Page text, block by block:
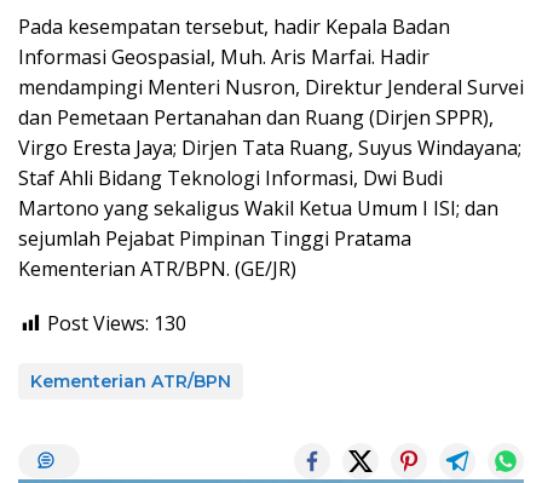
Pada kesempatan tersebut, hadir Kepala Badan
Informasi Geospasial, Muh. Aris Marfai. Hadir
mendampingi Menteri Nusron, Direktur Jenderal Survei
dan Pemetaan Pertanahan dan Ruang (Dirjen SPPR),
Virgo Eresta Jaya; Dirjen Tata Ruang, Suyus Windayana;
Staf Ahli Bidang Teknologi Informasi, Dwi Budi
Martono yang sekaligus Wakil Ketua Umum I ISI; dan
sejumlah Pejabat Pimpinan Tinggi Pratama
Kementerian ATR/BPN. (GE/JR)
Post Views: 130
Kementerian ATR/BPN